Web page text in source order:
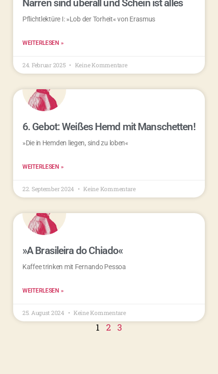
Narren sind überall und Schein ist alles
Pflichtlektüre I: »Lob der Torheit« von Erasmus
WEITERLESEN »
24. Februar 2025 Keine Kommentare
6. Gebot: Weißes Hemd mit Manschetten!
»Die in Hemden liegen, sind zu loben«
WEITERLESEN »
22. September 2024 Keine Kommentare
»A Brasileira do Chiado«
Kaffee trinken mit Fernando Pessoa
WEITERLESEN »
25. August 2024 Keine Kommentare
1 2 3